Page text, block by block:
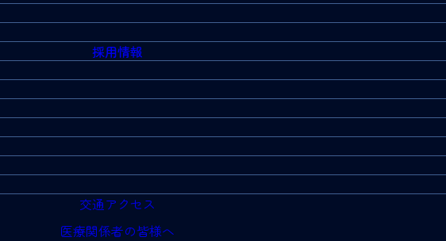
採用情報
交通アクセス
医療関係者の皆様へ